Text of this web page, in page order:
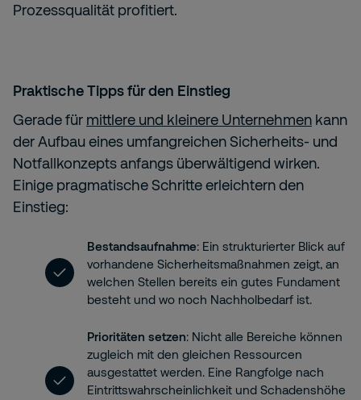
Prozessqualität profitiert.
Praktische Tipps für den Einstieg
Gerade für mittlere und kleinere Unternehmen kann
der Aufbau eines umfangreichen Sicherheits- und
Notfallkonzepts anfangs überwältigend wirken.
Einige pragmatische Schritte erleichtern den
Einstieg:
Bestandsaufnahme: Ein strukturierter Blick auf
vorhandene Sicherheitsmaßnahmen zeigt, an
welchen Stellen bereits ein gutes Fundament
besteht und wo noch Nachholbedarf ist.
Prioritäten setzen: Nicht alle Bereiche können
zugleich mit den gleichen Ressourcen
ausgestattet werden. Eine Rangfolge nach
Eintrittswahrscheinlichkeit und Schadenshöhe